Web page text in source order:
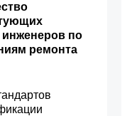
инженеров по
ремонта